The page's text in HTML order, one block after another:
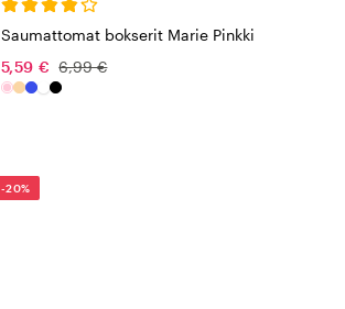
Saumattomat bokserit Marie Pinkki
5,59 € 6,99 €
-20%